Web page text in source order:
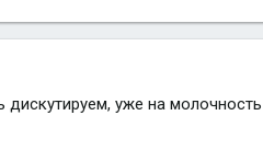
уже на